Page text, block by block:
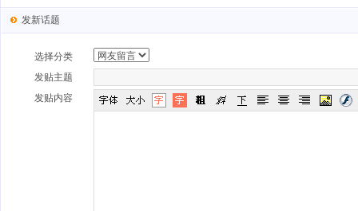
发新话题
选择分类
发贴主题
发贴内容